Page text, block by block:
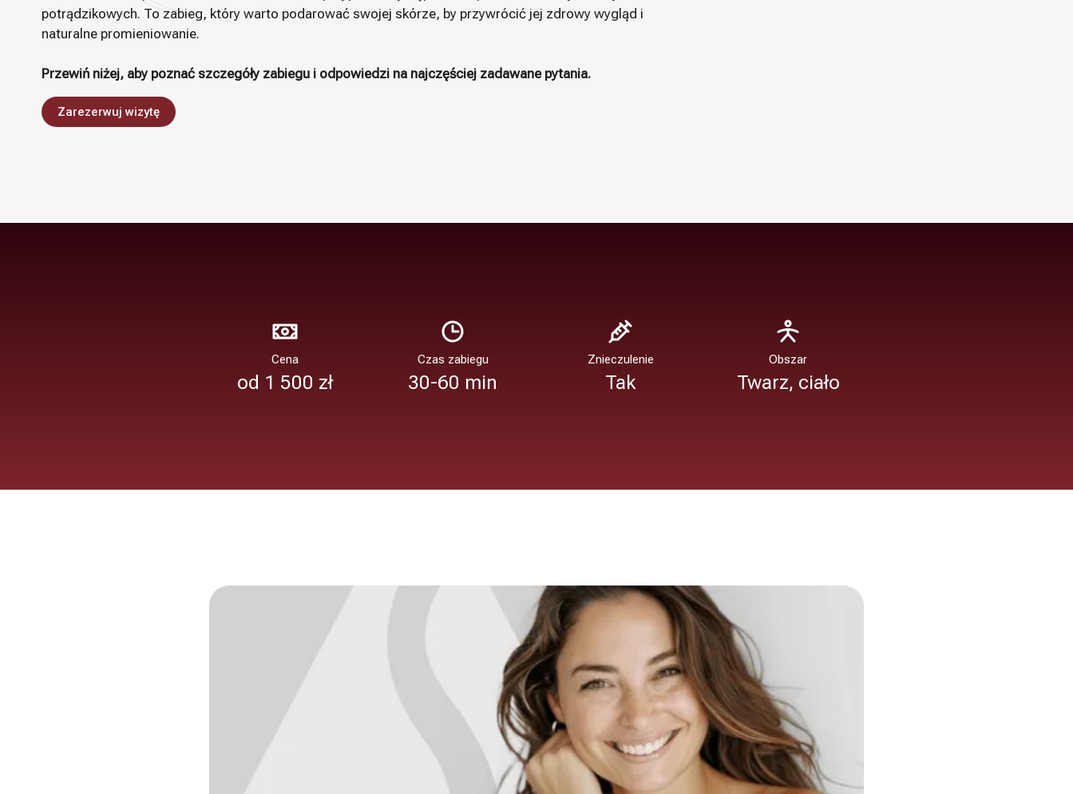
potrądzikowych. To zabieg, który warto podarować swojej skórze, by przywrócić jej zdrowy wygląd i
naturalne promieniowanie.
Przewiń niżej, aby poznać szczegóły zabiegu i odpowiedzi na najczęściej zadawane pytania.
Zarezerwuj wizytę
Cena
od 1 500 zł
Czas zabiegu
30-60 min
Znieczulenie
Tak
Obszar
Twarz, ciało